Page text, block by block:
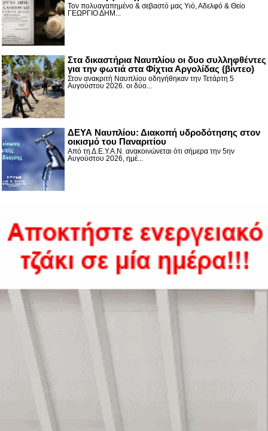
Τον πολυαγαπημένο & σεβαστό μας Υιό, Αδελφό & Θείο
ΓΕΩΡΓΙΟ ΔΗΜ...
Στα δικαστήρια Ναυπλίου οι δυο συλληφθέντες
για την φωτιά στα Φίχτια Αργολίδας (βίντεο)
Στον ανακριτή Ναυπλίου οδηγήθηκαν την Τετάρτη 5
Αυγούστου 2026. οι δύο...
ΔΕΥΑ Ναυπλίου: Διακοπή υδροδότησης στον
οικισμό του Παναριτίου
Από τη Δ.Ε.Υ.Α.Ν. ανακοινώνεται ότι σήμερα την 5ην
Αυγούστου 2026, ημέ...